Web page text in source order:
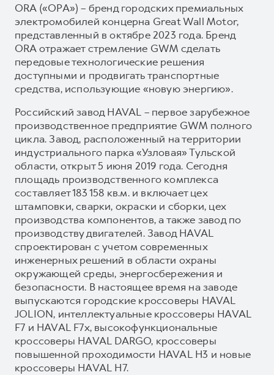
ORA («ОРА») – бренд городских премиальных
электромобилей концерна Great Wall Motor,
представленный в октябре 2023 года. Бренд
ORA отражает стремление GWM сделать
передовые технологические решения
доступными и продвигать транспортные
средства, использующие «новую энергию».
Российский завод HAVAL – первое зарубежное
производственное предприятие GWM полного
цикла. Завод, расположенный на территории
индустриального парка «Узловая» Тульской
области, открыт 5 июня 2019 года. Сегодня
площадь производственного комплекса
составляет 183 158 кв.м. и включает цех
штамповки, сварки, окраски и сборки, цех
производства компонентов, а также завод по
производству двигателей. Завод HAVAL
спроектирован с учетом современных
инженерных решений в области охраны
окружающей среды, энергосбережения и
безопасности. В настоящее время на заводе
выпускаются городские кроссоверы HAVAL
JOLION, интеллектуальные кроссоверы HAVAL
F7 и HAVAL F7x, высокофункциональные
кроссоверы HAVAL DARGO, кроссоверы
повышенной проходимости HAVAL H3 и новые
кроссоверы HAVAL H7.